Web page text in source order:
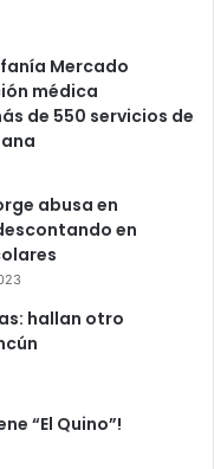
Mercado
médica
de 550 servicios de
abusa en
en
hallan otro
“El Quino”!